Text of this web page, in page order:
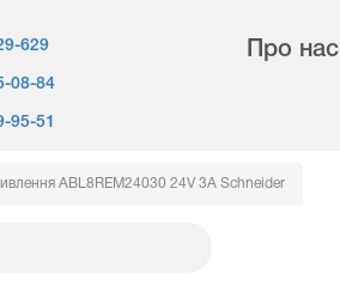
629
08-84
95-51
Про нас
ABL8REM24030 24V 3A Schneider